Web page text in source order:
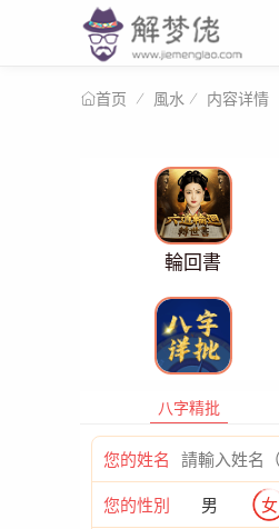
首页 風水 内容详情
輪回書
八字精批
您的姓名
您的性別 男 女